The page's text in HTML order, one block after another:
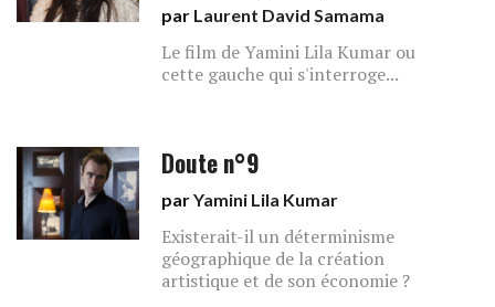
par Laurent David Samama
Le film de Yamini Lila Kumar ou
cette gauche qui s'interroge...
Doute n°9
parYamini Lila Kumar
Existerait-il un déterminisme
géographique de la création
artistique et de son économie ?